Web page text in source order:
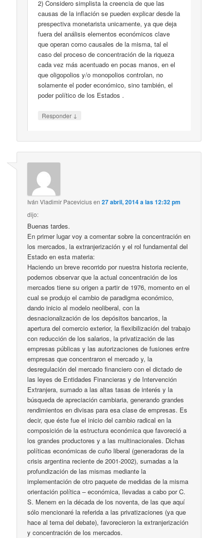
2) Considero simplista la creencia de que las
causas de la inflación se pueden explicar desde la
prespectiva monetarista unicamente, ya que deja
fuera del análisis elementos económicos clave
que operan como causales de la misma, tal el
caso del proceso de concentración de la riqueza
cada vez más acentuado en pocas manos, en el
que oligopolios y/o monopolios controlan, no
solamente el poder económico, sino también, el
poder político de los Estados .
Responder ↓
Iván Vladimir Paceviciusen27 abril, 2014 a las 12:32 pm
dijo:
Buenas tardes.
En primer lugar voy a comentar sobre la concentración en
los mercados, la extranjerización y el rol fundamental del
Estado en esta materia:
Haciendo un breve recorrido por nuestra historia reciente,
podemos observar que la actual concentración de los
mercados tiene su origen a partir de 1976, momento en el
cual se produjo el cambio de paradigma económico,
dando inicio al modelo neoliberal, con la
desnacionalización de los depósitos bancarios, la
apertura del comercio exterior, la flexibilización del trabajo
con reducción de los salarios, la privatización de las
empresas públicas y las autorizaciones de fusiones entre
empresas que concentraron el mercado y, la
desregulación del mercado financiero con el dictado de
las leyes de Entidades Financieras y de Intervención
Extranjera, sumado a las altas tasas de interés y la
búsqueda de apreciación cambiaria, generando grandes
rendimientos en divisas para esa clase de empresas. Es
decir, que éste fue el inicio del cambio radical en la
composición de la estructura económica que favoreció a
los grandes productores y a las multinacionales. Dichas
políticas económicas de cuño liberal (generadoras de la
crisis argentina reciente de 2001-2002), sumadas a la
profundización de las mismas mediante la
implementación de otro paquete de medidas de la misma
orientación política – económica, llevadas a cabo por C.
S. Menem en la década de los noventa, de las que aquí
sólo mencionaré la referida a las privatizaciones (ya que
hace al tema del debate), favorecieron la extranjerización
y concentración de los mercados.